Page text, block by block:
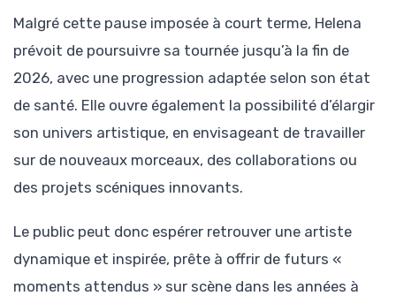
Malgré cette pause imposée à court terme, Helena
prévoit de poursuivre sa tournée jusqu’à la fin de
2026, avec une progression adaptée selon son état
de santé. Elle ouvre également la possibilité d’élargir
son univers artistique, en envisageant de travailler
sur de nouveaux morceaux, des collaborations ou
des projets scéniques innovants.
Le public peut donc espérer retrouver une artiste
dynamique et inspirée, prête à offrir de futurs «
moments attendus » sur scène dans les années à